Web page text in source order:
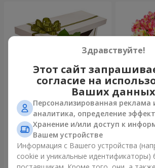
Цветы в коробке "15
розовых роз"
2 658 грн
Заказать
Букет
Здравствуйте!
Этот сайт
согласие на
Ваших данных
Персонализированная реклама
аналитика, определение
Хранение и/или доступ к
Вашем устройстве
Информация с Вашего устройства
cookie и уникальные идентификаторы)